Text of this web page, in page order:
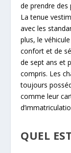
de prendre des
La tenue
avec les
plus, le
confort et de
de sept ans et
compris. Les
toujours
comme leur
QUEL